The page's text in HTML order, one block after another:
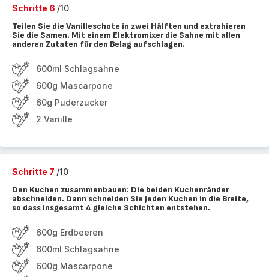
Schritte 6 /10
Teilen Sie die Vanilleschote in zwei Hälften und extrahieren
Sie die Samen. Mit einem Elektromixer die Sahne mit allen
anderen Zutaten für den Belag aufschlagen.
600ml Schlagsahne
600g Mascarpone
60g Puderzucker
2 Vanille
Schritte 7 /10
Den Kuchen zusammenbauen: Die beiden Kuchenränder
abschneiden. Dann schneiden Sie jeden Kuchen in die Breite,
so dass insgesamt 4 gleiche Schichten entstehen.
600g Erdbeeren
600ml Schlagsahne
600g Mascarpone